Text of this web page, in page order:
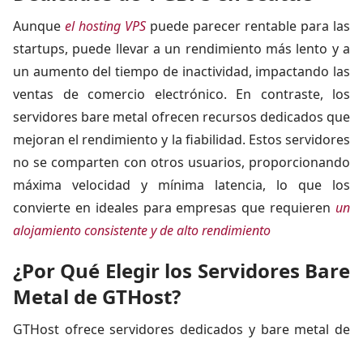
Aunque el hosting VPS puede parecer rentable para las
startups, puede llevar a un rendimiento más lento y a
un aumento del tiempo de inactividad, impactando las
ventas de comercio electrónico. En contraste, los
servidores bare metal ofrecen recursos dedicados que
mejoran el rendimiento y la fiabilidad. Estos servidores
no se comparten con otros usuarios, proporcionando
máxima velocidad y mínima latencia, lo que los
convierte en ideales para empresas que requieren un
alojamiento consistente y de alto rendimiento
¿Por Qué Elegir los Servidores Bare
Metal de GTHost?
GTHost ofrece servidores dedicados y bare metal de